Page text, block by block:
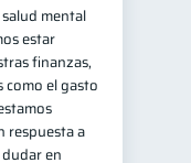
mental
estar
finanzas,
el gasto
respuesta a
en